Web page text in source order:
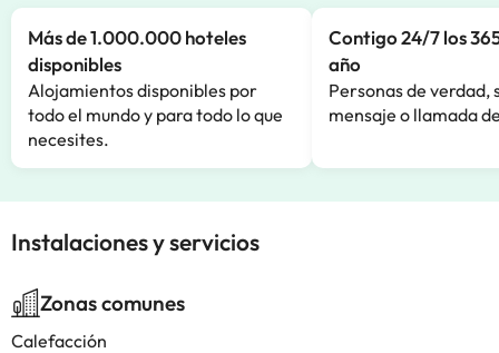
Más de 1.000.000 hoteles
disponibles
Alojamientos disponibles por
todo el mundo y para todo lo que
necesites.
Contigo 24/7 los
año
Personas de verdad,
mensaje o llamada
Instalaciones y servicios
Zonas comunes
Calefacción